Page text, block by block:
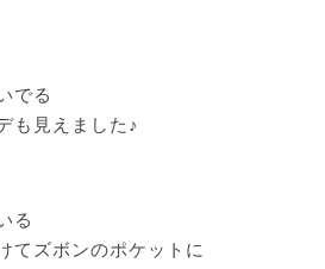
でる
も見えました♪
る
てズボンのポケットに